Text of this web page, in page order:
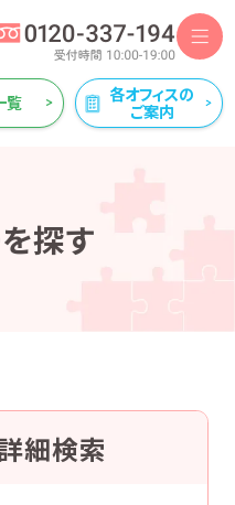
覧
各オフィスの
ご案内
探す
細検索